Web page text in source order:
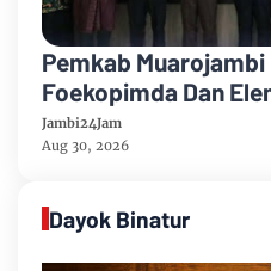
Pemkab
Foekopimda Dan
Menyatakan Sikap
Keberadaan Geng
Jambi24Jam
Aug 30, 2026
Dayok Binatur